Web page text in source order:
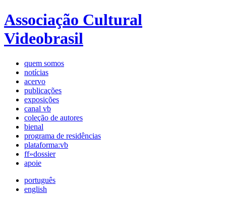
Associação Cultural
Videobrasil
quem somos
notícias
acervo
publicações
exposições
canal vb
coleção de autores
bienal
programa de residências
plataforma:vb
ff»dossier
apoie
português
english